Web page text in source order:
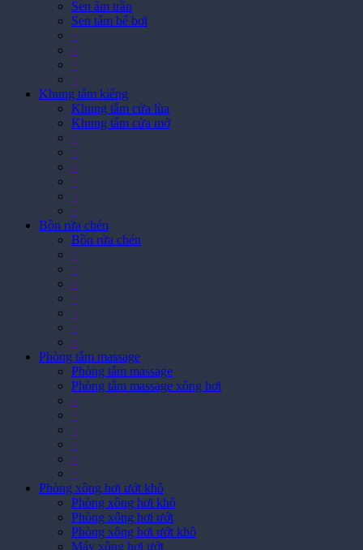
>
>
>
>
Khung tắm kiếng
Khung tắm cửa lùa
Khung tắm cửa mở
>
>
>
>
>
>
Bồn rửa chén
Bồn rửa chén
>
>
>
>
>
>
>
Phòng tắm massage
Phòng tắm massage
Phòng tắm massage xông hơi
>
>
>
>
>
>
Phòng xông hơi ướt khô
Phòng xông hơi khô
Phòng xông hơi ướt
Phòng xông hơi ướt khô
Máy xông hơi ướt
Lò xông hơi khô